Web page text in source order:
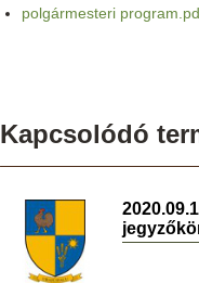
polgármesteri
Kapcsolódó